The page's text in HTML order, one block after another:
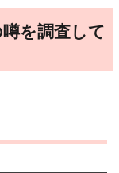
を調査して